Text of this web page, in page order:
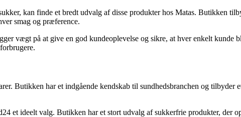
kan finde et bredt udvalg af disse produkter hos Matas. Butikken
smag og præference.
vægt på at give en god kundeoplevelse og sikre, at hver enkelt kunde
Butikken har et indgående kendskab til sundhedsbranchen og
et ideelt valg. Butikken har et stort udvalg af sukkerfrie produkter, der